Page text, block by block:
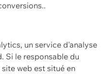
un service d'analyse
Si le responsable du
web est situé en